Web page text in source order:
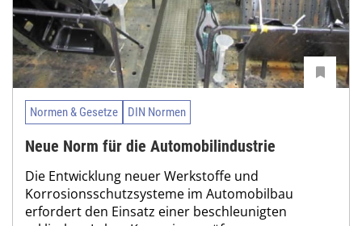
Normen & Gesetze DIN Normen
Neue Norm für die Automobilindustrie
Die Entwicklung neuer Werkstoffe und
Korrosionsschutzsysteme im Automobilbau
erfordert den Einsatz einer beschleunigten